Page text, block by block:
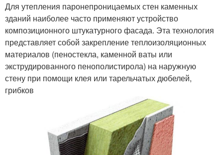
Для утепления паронепроницаемых стен каменных
зданий наиболее часто применяют устройство
композиционного штукатурного фасада. Эта технология
представляет собой закрепление теплоизоляционных
материалов (пеностекла, каменной ваты или
экструдированного пенополистирола) на наружную
стену при помощи клея или тарельчатых дюбелей,
грибков